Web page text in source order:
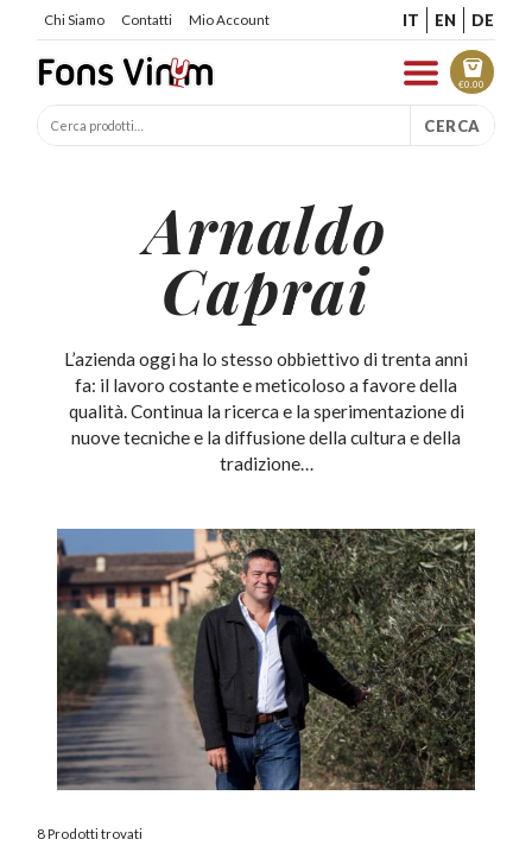
Chi Siamo Contatti Mio Account IT EN DE
€0.00
CERCA
Arnaldo
Caprai
L’azienda oggi ha lo stesso obbiettivo di trenta anni
fa: il lavoro costante e meticoloso a favore della
qualità. Continua la ricerca e la sperimentazione di
nuove tecniche e la diffusione della cultura e della
tradizione…
8 Prodotti trovati